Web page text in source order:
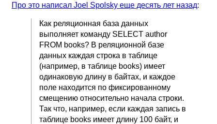
Про это написал Joel Spolsky еще десять лет назад:
Как реляционная база данных
выполняет команду SELECT author
FROM books? В реляционной базе
данных каждая строка в таблице
(например, в таблице books) имеет
одинаковую длину в байтах, и каждое
поле находится по фиксированному
смещению относительно начала строки.
Так что, например, если каждая запись в
таблице books имеет длину 100 байт, и